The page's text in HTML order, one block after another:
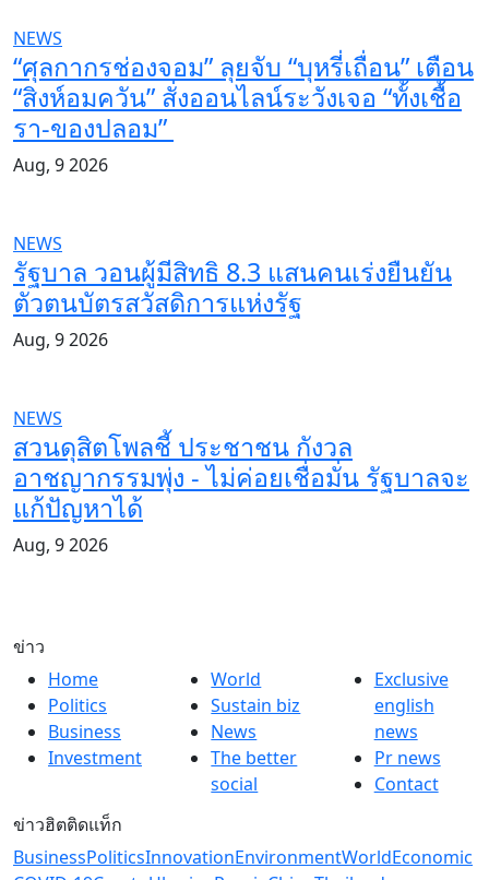
NEWS
“ศุลกากรช่องจอม” ลุยจับ “บุหรี่เถื่อน” เตือน
“สิงห์อมควัน” สั่งออนไลน์ระวังเจอ “ทั้งเชื้อ
รา-ของปลอม”
Aug, 9 2026
NEWS
รัฐบาล วอนผู้มีสิทธิ 8.3 แสนคนเร่งยืนยัน
ตัวตนบัตรสวัสดิการแห่งรัฐ
Aug, 9 2026
NEWS
สวนดุสิตโพลชี้ ประชาชน กังวล
อาชญากรรมพุ่ง - ไม่ค่อยเชื่อมั่น รัฐบาลจะ
แก้ปัญหาได้
Aug, 9 2026
ข่าว
Home
Politics
Business
Investment
World
Sustain biz
News
The better
social
Exclusive
english
news
Pr news
Contact
ข่าวฮิตติดแท็ก
BusinessPoliticsInnovationEnvironmentWorldEconomic